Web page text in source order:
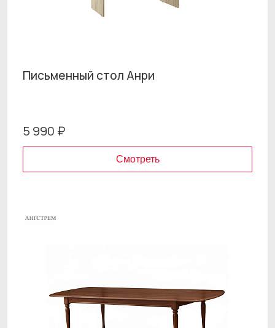
Письменный стол Анри
5 990 ₽
Смотреть